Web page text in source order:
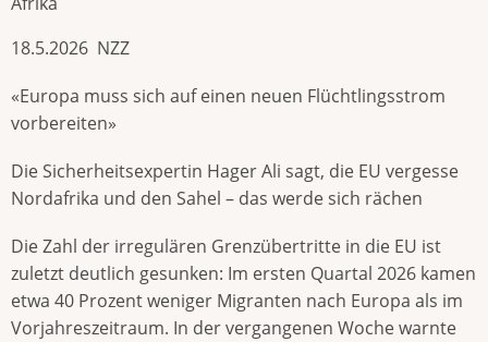
18.5.2026 NZZ
«Europa muss sich auf einen neuen Flüchtlingsstrom
vorbereiten»
Die Sicherheitsexpertin Hager Ali sagt, die EU vergesse
Nordafrika und den Sahel – das werde sich rächen
Die Zahl der irregulären Grenzübertritte in die EU ist
zuletzt deutlich gesunken: Im ersten Quartal 2026 kamen
etwa 40 Prozent weniger Migranten nach Europa als im
Vorjahreszeitraum. In der vergangenen Woche warnte